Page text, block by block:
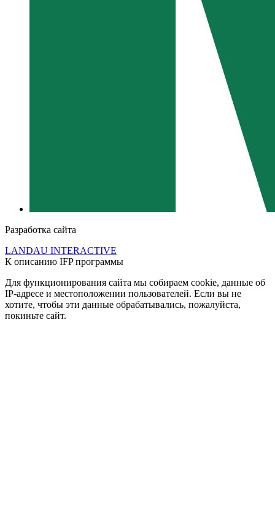
Разработка сайта
LANDAU INTERACTIVE
К описанию IFP программы
Для функционирования сайта мы собираем cookie, данные об
IP-адресе и местоположении пользователей. Если вы не
хотите, чтобы эти данные обрабатывались, пожалуйста,
покиньте сайт.